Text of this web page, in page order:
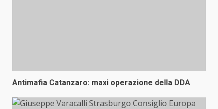
Antimafia Catanzaro: maxi operazione della DDA